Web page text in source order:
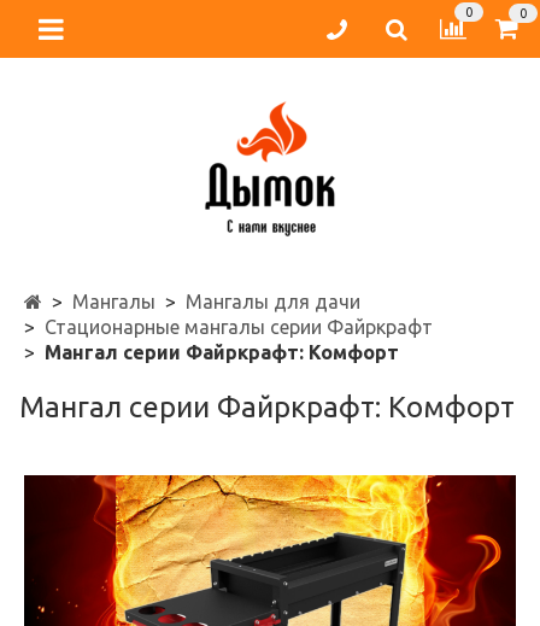
0 0
Мангалы
Мангалы для дачи
Стационарные мангалы серии Файркрафт
Мангал серии Файркрафт: Комфорт
Мангал серии Файркрафт: Комфорт